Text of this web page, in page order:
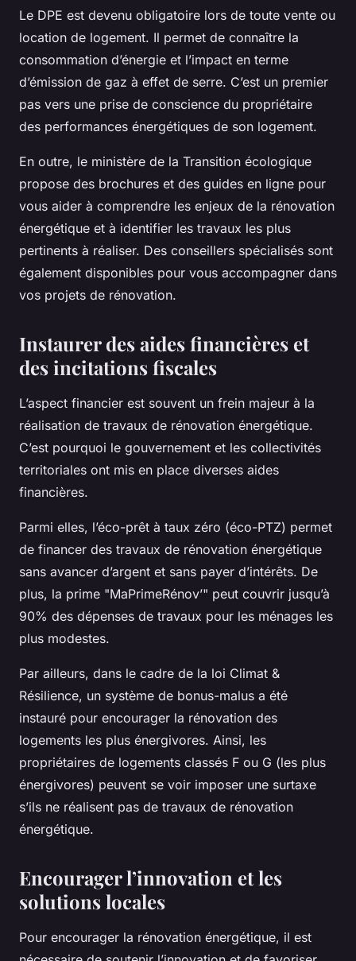
Le DPE est devenu obligatoire lors de toute vente ou
location de logement. Il permet de connaître la
consommation d’énergie et l’impact en terme
d’émission de gaz à effet de serre. C’est un premier
pas vers une prise de conscience du propriétaire
des performances énergétiques de son logement.
En outre, le ministère de la Transition écologique
propose des brochures et des guides en ligne pour
vous aider à comprendre les enjeux de la rénovation
énergétique et à identifier les travaux les plus
pertinents à réaliser. Des conseillers spécialisés sont
également disponibles pour vous accompagner dans
vos projets de rénovation.
Instaurer des aides financières et
des incitations fiscales
L’aspect financier est souvent un frein majeur à la
réalisation de travaux de rénovation énergétique.
C’est pourquoi le gouvernement et les collectivités
territoriales ont mis en place diverses aides
financières.
Parmi elles, l’éco-prêt à taux zéro (éco-PTZ) permet
de financer des travaux de rénovation énergétique
sans avancer d’argent et sans payer d’intérêts. De
plus, la prime "MaPrimeRénov’" peut couvrir jusqu’à
90% des dépenses de travaux pour les ménages les
plus modestes.
Par ailleurs, dans le cadre de la loi Climat &
Résilience, un système de bonus-malus a été
instauré pour encourager la rénovation des
logements les plus énergivores. Ainsi, les
propriétaires de logements classés F ou G (les plus
énergivores) peuvent se voir imposer une surtaxe
s’ils ne réalisent pas de travaux de rénovation
énergétique.
Encourager l’innovation et les
solutions locales
Pour encourager la rénovation énergétique, il est